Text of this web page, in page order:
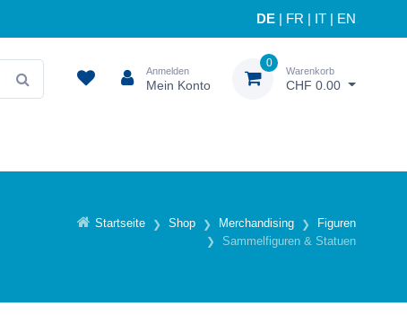
DE FR IT EN
Anmelden
Mein Konto
0
Warenkorb
CHF 0.00
Startseite Shop Merchandising
Figuren
Sammelfiguren & Statuen